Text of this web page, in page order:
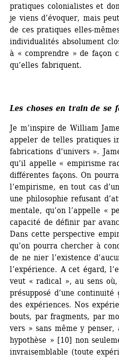
pratiques colonialistes et
je viens d’évoquer, mais
de ces pratiques elles-
individualités absolument
à « comprendre » de façon
qu’elles fabriquent.
Les choses en train de se
Je m’inspire de William
appeler de telles pratiques
fabrications d’univers ».
qu’il appelle « empirisme
différentes façons. On
l’empirisme, en tout cas
une philosophie refusant
mentale, qu’on l’appelle «
capacité de définir par
Dans cette perspective
qu’on pourra chercher à
de ne nier l’existence
l’expérience. A cet égard,
veut « radical », au sens
présupposé d’une
des expériences. Nos
bouts, par fragments, par
vers » sans même y penser,
hypothèse » [10] non
invraisemblable (toute